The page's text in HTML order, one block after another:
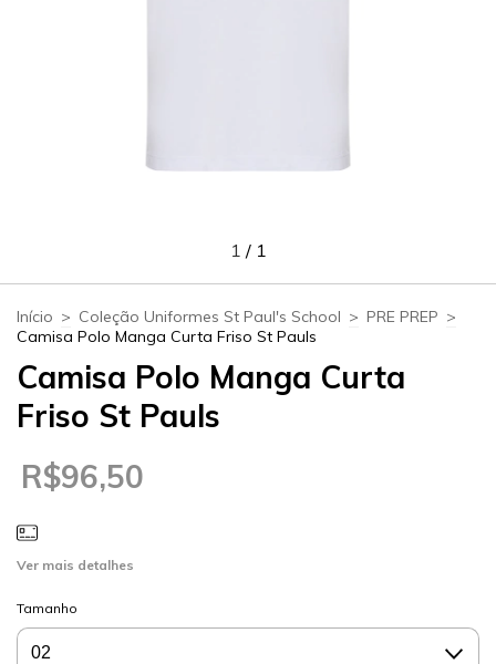
1 / 1
Início > Coleção Uniformes St Paul's School > PRE PREP >
Camisa Polo Manga Curta Friso St Pauls
Camisa Polo Manga Curta
Friso St Pauls
R$96,50
Ver mais detalhes
Tamanho